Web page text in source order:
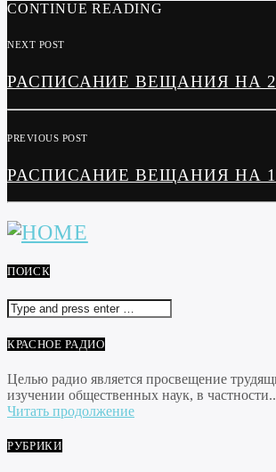
CONTINUE READING
NEXT POST
РАСПИСАНИЕ ВЕЩАНИЯ НА
PREVIOUS POST
РАСПИСАНИЕ ВЕЩАНИЯ НА
ПОИСК
КРАСНОЕ РАДИО
Целью радио является просвещение
изучении общественных наук, в
Читать продолжение
РУБРИКИ